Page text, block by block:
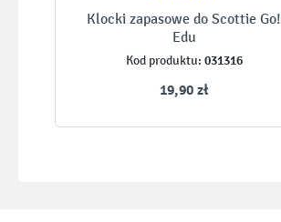
Klocki zapasowe do Scottie Go!
Edu
Kod produktu: 031316
19,90 zł